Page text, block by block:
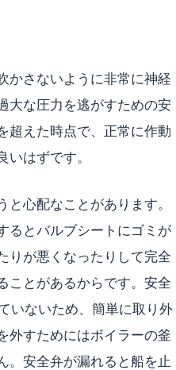
かさないように非常に神経
大な圧力を逃がすための安
超えた時点で、正常に作動
はずです。
心配なことがあります。
るとバルブシートにゴミが
りが悪くなったりして完全
ことがあるからです。安全
いないため、簡単に取り外
外すためにはボイラーの釜
。安全弁が漏れると船を止